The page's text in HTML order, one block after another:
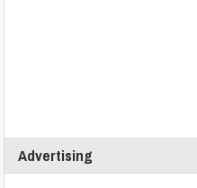
Advertising